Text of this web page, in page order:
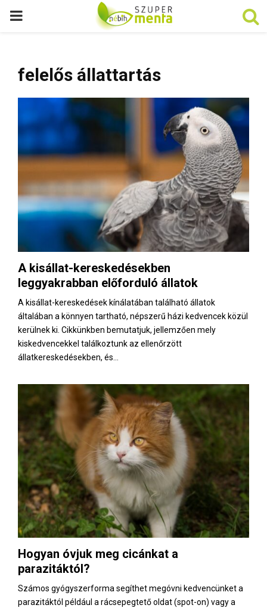
P
A
Y
M
E
N
U
felelős állattartás
A kisállat-kereskedésekben
leggyakrabban előforduló állatok
A kisállat-kereskedések kínálatában található állatok
általában a könnyen tartható, népszerű házi kedvencek közül
kerülnek ki. Cikkünkben bemutatjuk, jellemzően mely
kiskedvencekkel találkoztunk az ellenőrzött
állatkereskedésekben, és...
Hogyan óvjuk meg cicánkat a
parazitáktól?
Számos gyógyszerforma segíthet megóvni kedvencünket a
parazitáktól például a rácsepegtető oldat (spot-on) vagy a